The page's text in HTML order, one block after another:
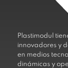
Plastimodul
innovadores y
en medios
dinámicas y